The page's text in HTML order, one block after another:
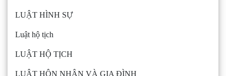
LUẬT HÌNH SỰ
Luật hộ tịch
LUẬT HỘ TỊCH
LUẬT HÔN NHÂN VÀ GIA ĐÌNH